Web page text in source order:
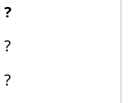
?
?
?